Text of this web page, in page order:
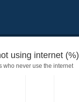
using internet (%)
who never use the internet